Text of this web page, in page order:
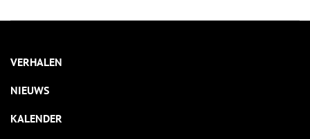
VERHALEN
NIEUWS
KALENDER